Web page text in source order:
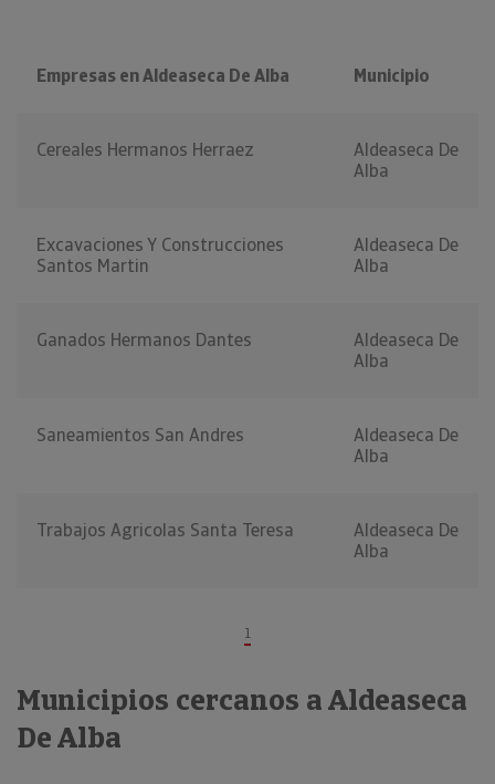
Empresas en Aldeaseca De Alba Municipio
Cereales Hermanos Herraez
Aldeaseca De
Alba
Excavaciones Y Construcciones
Santos Martin
Aldeaseca De
Alba
Ganados Hermanos Dantes
Aldeaseca De
Alba
Saneamientos San Andres
Aldeaseca De
Alba
Trabajos Agricolas Santa Teresa
Aldeaseca De
Alba
1
Municipios cercanos a Aldeaseca
De Alba